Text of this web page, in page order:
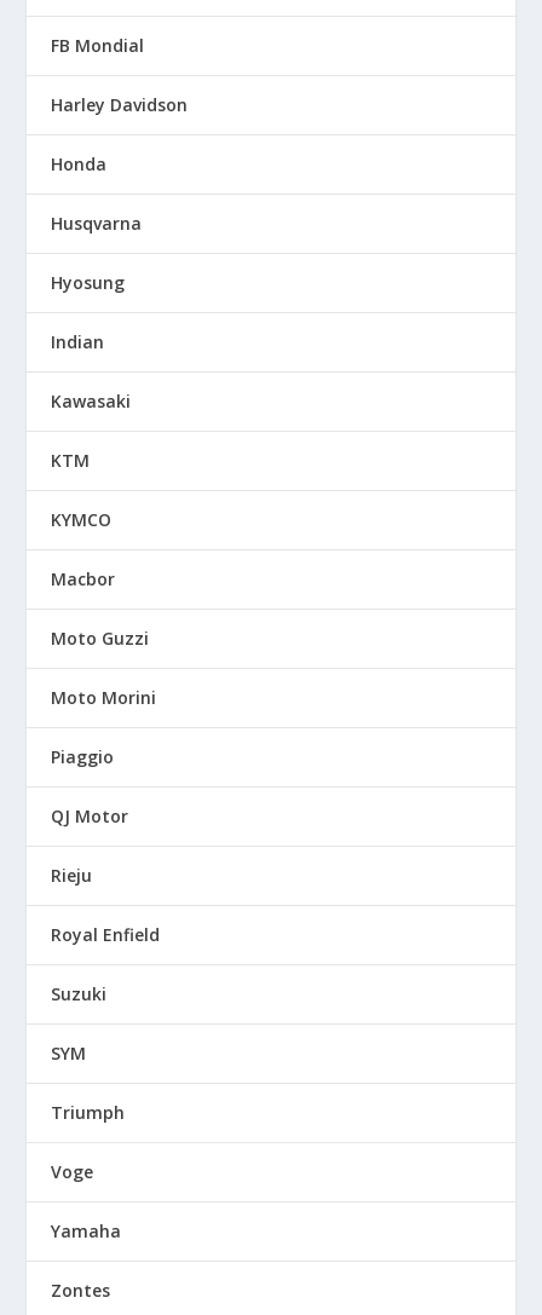
FB Mondial
Harley Davidson
Honda
Husqvarna
Hyosung
Indian
Kawasaki
KTM
KYMCO
Macbor
Moto Guzzi
Moto Morini
Piaggio
QJ Motor
Rieju
Royal Enfield
Suzuki
SYM
Triumph
Voge
Yamaha
Zontes